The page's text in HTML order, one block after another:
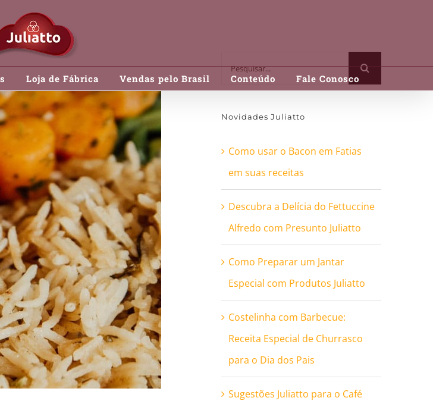
Loja de Fábrica Vendas pelo Brasil Conteúdo Fale Conosco
todos os tipos de arroz?
resultados
Novidades Juliatto
Como usar o Bacon em Fatias
em suas receitas
Descubra a Delícia do Fettuccine
Alfredo com Presunto Juliatto
Como Preparar um Jantar
Especial com Produtos Juliatto
Costelinha com Barbecue:
Receita Especial de Churrasco
para o Dia dos Pais
Sugestões Juliatto para o Café